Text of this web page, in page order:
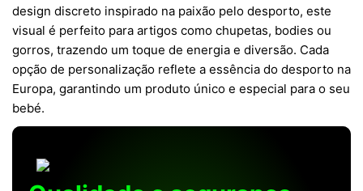
design discreto inspirado na paixão pelo desporto, este
visual é perfeito para artigos como chupetas, bodies ou
gorros, trazendo um toque de energia e diversão. Cada
opção de personalização reflete a essência do desporto na
Europa, garantindo um produto único e especial para o seu
bebé.